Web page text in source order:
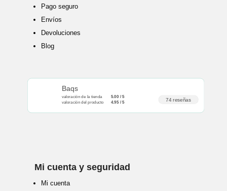
Pago seguro
Envíos
Devoluciones
Blog
Baqs
valoración de la tienda 5.00 / 5
valoración del producto 4.95 / 5 74 reseñas
Mi cuenta y seguridad
Mi cuenta